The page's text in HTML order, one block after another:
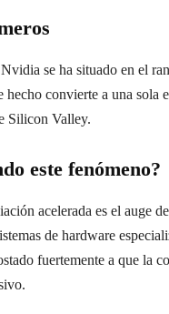
se ha situado en el
convierte a una sola
Silicon Valley.
este fenómeno?
acelerada es el auge
de hardware
fuertemente a que la